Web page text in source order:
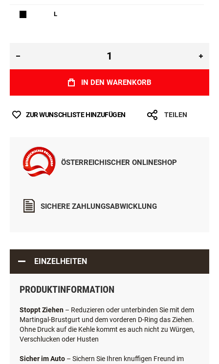
L
IN DEN WARENKORB
ZUR WUNSCHLISTE HINZUFÜGEN TEILEN
ÖSTERREICHISCHER ONLINESHOP
SICHERE ZAHLUNGSABWICKLUNG
EINZELHEITEN
PRODUKTINFORMATION
Stoppt Ziehen – Reduzieren oder unterbinden Sie mit dem
Martingal-Brustgurt und dem vorderen D-Ring das Ziehen.
Ohne Druck auf die Kehle kommt es auch nicht zu Würgen,
Verschlucken oder Husten
Sicher im Auto – Sichern Sie Ihren knuffigen Freund im